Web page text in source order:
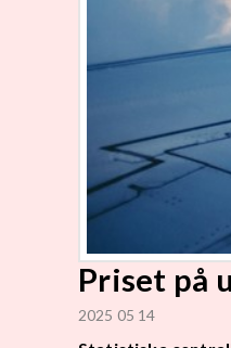
Priset på
2025 05 14